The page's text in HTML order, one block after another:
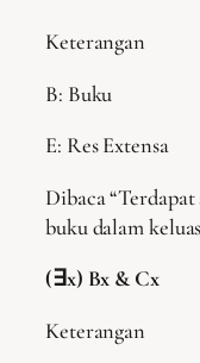
Keterangan
B: Buku
E: Res Extensa
Dibaca
buku dalam
(∃x) Bx & Cx
Keterangan